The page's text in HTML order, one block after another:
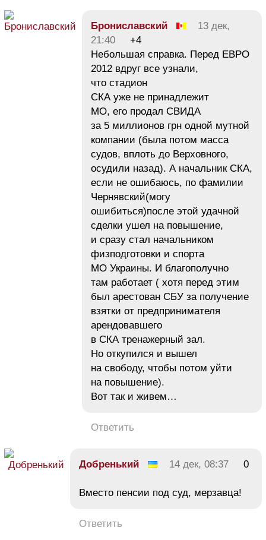
Брониславский
13 дек,
21:40
+4
Небольшая справка. Перед ЕВРО
2012 вдруг все узнали,
что стадион
СКА уже не принадлежит
МО, его продал СВИДА
за 5 миллионов грн одной мутной
компании (была потом масса
судов, вплоть до Верховного,
осудили назад). А начальник СКА,
если не ошибаюсь, по фамилии
Чернявский(могу
ошибиться)после этой удачной
сделки ушел на повышение,
и сразу стал начальником
физподготовки и спорта
МО Украины. И благополучно
там работает ( хотя перед этим
был арестован СБУ за получение
взятки от предпринимателя
арендовавшего
в СКА тренажерный зал.
Но откупился и вышел
на свободу, чтобы потом уйти
на повышение).
Вот так и живем…
Ответить
Добренький 14 дек, 08:37 0
Вместо пенсии под суд, мерзавца!
Ответить